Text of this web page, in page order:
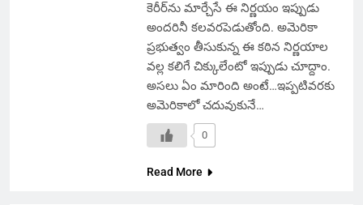
కెరీర్‌ను మార్చేసే ఈ నిర్ణయం ఇప్పుడు
అందరినీ కలవరపెడుతోంది. అమెరికా
ప్రభుత్వం తీసుకున్న ఈ కఠిన నిర్ణయాల
వల్ల కలిగే చిక్కులేంటో ఇప్పుడు చూద్దాం.
అసలు ఏం మారింది అంటే…ఇప్పటివరకు
అమెరికాలో చదువుకునే…
0
Read More